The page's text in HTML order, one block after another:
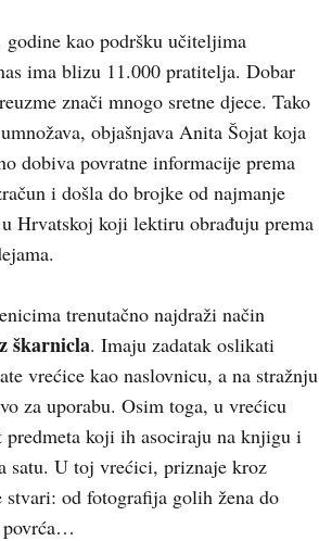
kao podršku učiteljima
ima blizu 11.000 pratitelja. Dobar
znači mnogo sretne djece. Tako
objašnjava Anita Šojat koja
dobiva povratne informacije prema
i došla do brojke od najmanje
Hrvatskoj koji lektiru obrađuju prema
trenutačno najdraži način
škarnicla. Imaju zadatak oslikati
vrećice kao naslovnicu, a na stražnju
za uporabu. Osim toga, u vrećicu
predmeta koji ih asociraju na knjigu i
satu. U toj vrećici, priznaje kroz
stvari: od fotografija golih žena do
povrća…